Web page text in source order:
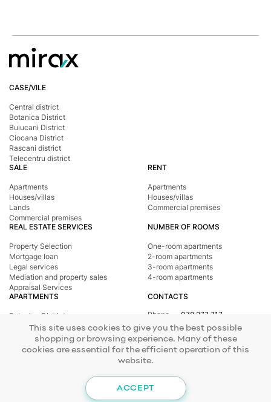
CASE/VILE
Central district
Botanica District
Buiucani District
Ciocana District
Rascani district
Telecentru district
SALE
Apartments
Houses/villas
Lands
Commercial premises
RENT
Apartments
Houses/villas
Commercial premises
REAL ESTATE SERVICES
Property Selection
Mortgage loan
Legal services
Mediation and property sales
Appraisal Services
NUMBER OF ROOMS
One-room apartments
2-room apartments
3-room apartments
4-room apartments
APARTMENTS
Botanica District
Buiucani District
Central district
Ciocana District
CONTACTS
Phone
078 277 717
Address
st. Tighina, 24
E-mail
office@mirax.md
© 2026 Copyright Mirax Imobiliare
Site development - ilab.md
This site uses cookies to give you the best possible
shopping or browsing experience. Many of these
cookies are essential for the efficient operation of this
website.
ACCEPT